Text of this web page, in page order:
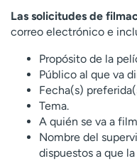
a
e
Las solicitudes de
correo electrónico e
Propósito de la
Público al que va
Fecha(s)
Tema.
A quién se va a
Nombre del
dispuestos a que